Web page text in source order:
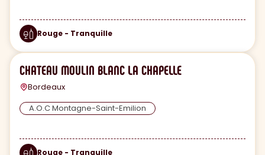
Rouge - Tranquille
CHATEAU MOULIN BLANC LA CHAPELLE
Bordeaux
A.O.C Montagne-Saint-Emilion
Rouge - Tranquille